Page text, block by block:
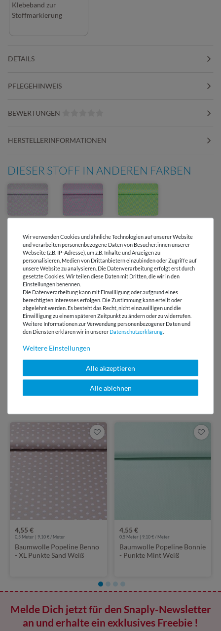
Klebeband zur
Stoffmarkierung
DETAILS
PFLEGEHINWEIS
BEWERTUNGEN
HERSTELLERINFORMATIONEN
DIESER STOFF IN ANDEREN FARBEN
Versandkostenfrei ab 60 € -
Lieferung mit DHL
E-Mail Kundenservice
Antwort in 24h
Über 98% positive
Bewertungen
Über 110 Gratis
Schnittmuster für Dich
4,55 €
0,5 Meter | 9,10 € / Meter
Baumwolle Popeline Benno
- XL Punkte Sand Weiß
4,55 €
0,5 Meter | 9,10 € / Meter
Baumwolle Popeline Bonnie
- Punkte Mint Weiß
Melde Dich jetzt für den Snaply-Newsletter
an und erhalte ein exklusives Freebie !
Wir verwenden Cookies und ähnliche Technologien auf unserer Website
und verarbeiten personenbezogene Daten von Besucher:innen unserer
Webseite (z.B. IP-Adresse), um z.B. Inhalte und Anzeigen zu
personalisieren, Medien von Drittanbietern einzubinden oder Zugriffe auf
unsere Website zu analysieren. Die Datenverarbeitung erfolgt erst durch
gesetzte Cookies. Wir teilen diese Daten mit Dritten, die wir in den
Einstellungen benennen.
Die Datenverarbeitung kann mit Einwilligung oder aufgrund eines
berechtigten Interesses erfolgen. Die Zustimmung kann erteilt oder
abgelehnt werden. Es besteht das Recht, nicht einzuwilligen und die
Einwilligung zu einem späteren Zeitpunkt zu ändern oder zu widerrufen.
Weitere Informationen zur Verwendung personenbezogener Daten und
den Diensten erklären wir in unserer Daten­schutz­erklärung
Weitere Einstellungen
Alle akzeptieren
Alle ablehnen